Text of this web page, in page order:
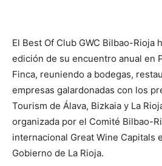
El Best Of Club GWC Bilbao-Rioja
edición de su encuentro anual en
Finca, reuniendo a bodegas,
empresas galardonadas con los
Tourism de Álava, Bizkaia y La
organizada por el Comité Bilbao-
internacional Great Wine Capitals
Gobierno de La Rioja.